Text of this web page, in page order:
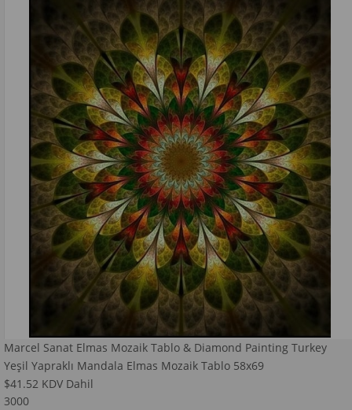
Marcel Sanat Elmas Mozaik Tablo & Diamond Painting Turkey
Yeşil Yapraklı Mandala Elmas Mozaik Tablo 58x69
$41.52 KDV Dahil
3000